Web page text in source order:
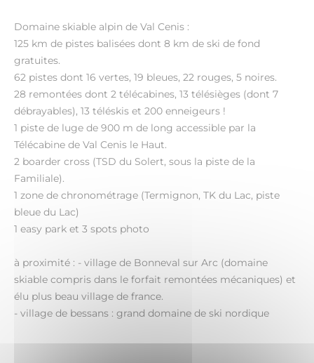
Domaine skiable alpin de Val Cenis :
125 km de pistes balisées dont 8 km de ski de fond
gratuites.
62 pistes dont 16 vertes, 19 bleues, 22 rouges, 5 noires.
28 remontées dont 2 télécabines, 13 télésièges (dont 7
débrayables), 13 téléskis et 200 enneigeurs !
1 piste de luge de 900 m de long accessible par la
Télécabine de Val Cenis le Haut.
2 boarder cross (TSD du Solert, sous la piste de la
Familiale).
1 zone de chronométrage (Termignon, TK du Lac, piste
bleue du Lac)
1 easy park et 3 spots photo
à proximité : - village de Bonneval sur Arc (domaine
skiable compris dans le forfait remontées mécaniques) et
élu plus beau village de france.
- village de bessans : grand domaine de ski nordique